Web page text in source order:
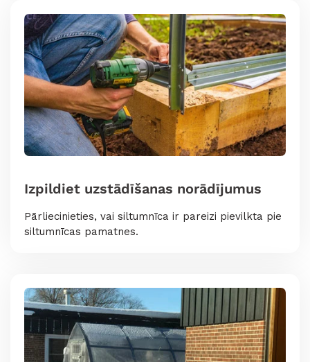
Izpildiet uzstādīšanas norādījumus
Pārliecinieties, vai siltumnīca ir pareizi pievilkta pie
siltumnīcas pamatnes.